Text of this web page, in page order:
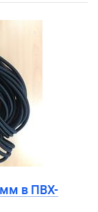
мм в ПВХ-